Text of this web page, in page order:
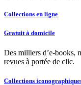
Collections en ligne
Gratuit à domicile
Des milliers d’e-books,
revues à portée de clic.
Collections